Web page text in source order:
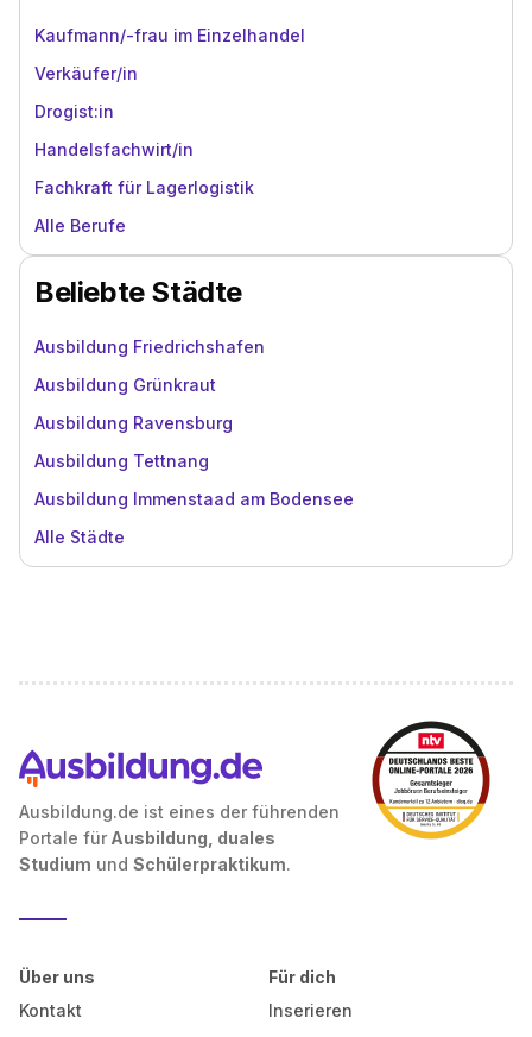
Kaufmann/-frau im Einzelhandel
Verkäufer/in
Drogist:in
Handelsfachwirt/in
Fachkraft für Lagerlogistik
Alle Berufe
Beliebte Städte
Ausbildung Friedrichshafen
Ausbildung Grünkraut
Ausbildung Ravensburg
Ausbildung Tettnang
Ausbildung Immenstaad am Bodensee
Alle Städte
Ausbildung.de ist eines der führenden
Portale für Ausbildung, duales
Studium und Schülerpraktikum.
Über uns
Kontakt
Für dich
Inserieren